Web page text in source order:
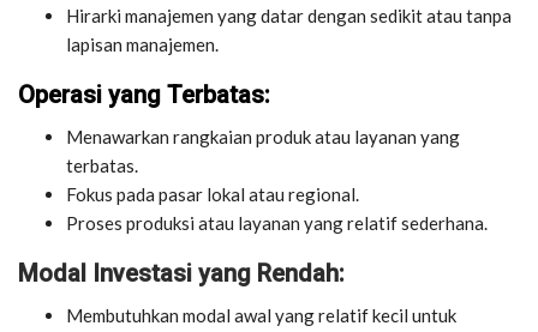
Hirarki manajemen yang datar dengan sedikit atau tanpa
lapisan manajemen.
Operasi yang Terbatas:
Menawarkan rangkaian produk atau layanan yang
terbatas.
Fokus pada pasar lokal atau regional.
Proses produksi atau layanan yang relatif sederhana.
Modal Investasi yang Rendah:
Membutuhkan modal awal yang relatif kecil untuk